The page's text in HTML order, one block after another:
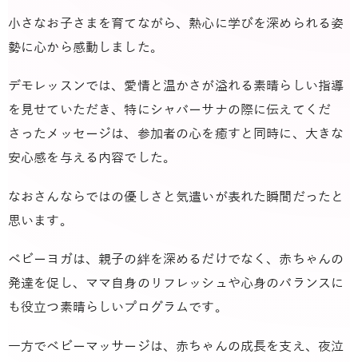
小さなお子さまを育てながら、熱心に学びを深められる姿
勢に心から感動しました。
デモレッスンでは、愛情と温かさが溢れる素晴らしい指導
を見せていただき、特にシャバーサナの際に伝えてくだ
さったメッセージは、参加者の心を癒すと同時に、大きな
安心感を与える内容でした。
なおさんならではの優しさと気遣いが表れた瞬間だったと
思います。
ベビーヨガは、親子の絆を深めるだけでなく、赤ちゃんの
発達を促し、ママ自身のリフレッシュや心身のバランスに
も役立つ素晴らしいプログラムです。
一方でベビーマッサージは、赤ちゃんの成長を支え、夜泣